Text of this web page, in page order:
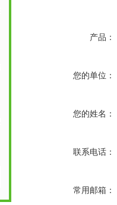
产品：
您的单位：
您的姓名：
联系电话：
常用邮箱：